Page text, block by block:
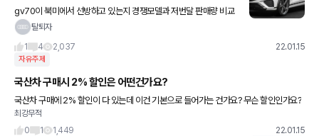
gv70이 북미에서 선방하고 있는지 경쟁모델과 저번달 판매량 비교
로 알아보죠 저번달 gv70 판매량 1988대 경쟁모델 판매량 1.bmw
탈퇴자
1
4 2,037 22.01.15
자유주제
국산차 구매시 2% 할인은 어떤건가요?
국산차 구매에 2% 할인이 다 있는데 이건 기본으로 들어가는 건가요? 무슨 할인인가요?
최강무적
0
1 1,449 22.01.15